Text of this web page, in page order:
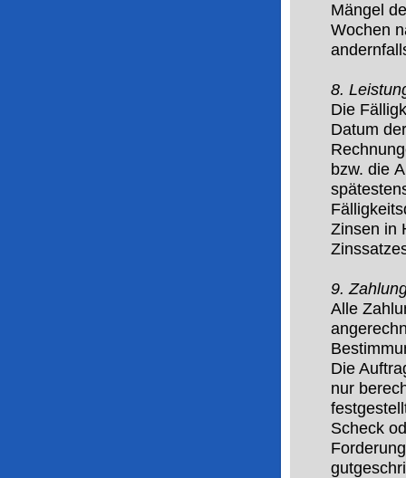
Mängel
Wochen
8.
Die
Datum
bzw. die
Zinsen in
9.
Alle
Die
nur
Scheck